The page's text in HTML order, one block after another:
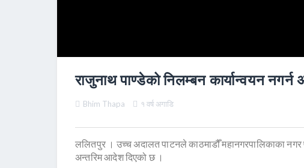
राजुनाथ पाण्डेको निलम्बन कार्यान्वयन
Bhim Thapa १ वर्ष अगाडि
ललितपुर । उच्च अदालत पाटनले काठमाडौँ महानगरपालिकाका नगर
अन्तरिम आदेश दिएको छ ।